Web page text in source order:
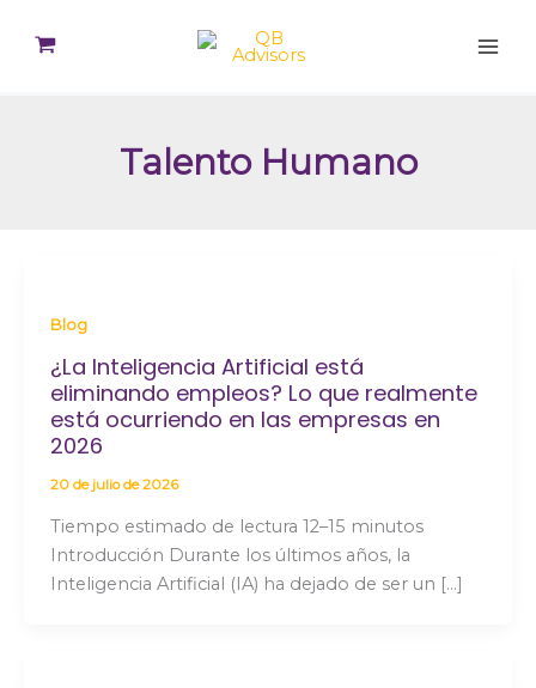
Talento Humano
Blog
¿La Inteligencia Artificial está
eliminando empleos? Lo que realmente
está ocurriendo en las empresas en
2026
20 de julio de 2026
Tiempo estimado de lectura 12–15 minutos
Introducción Durante los últimos años, la
Inteligencia Artificial (IA) ha dejado de ser un […]